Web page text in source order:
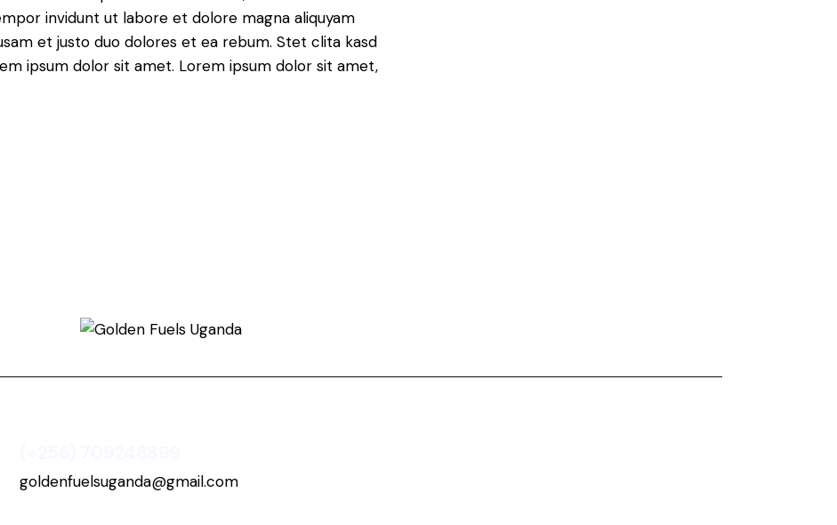
invidunt ut labore et dolore magna aliquyam
et justo duo dolores et ea rebum. Stet clita kasd
ipsum dolor sit amet. Lorem ipsum dolor sit amet,
goldenfuelsuganda@gmail.com